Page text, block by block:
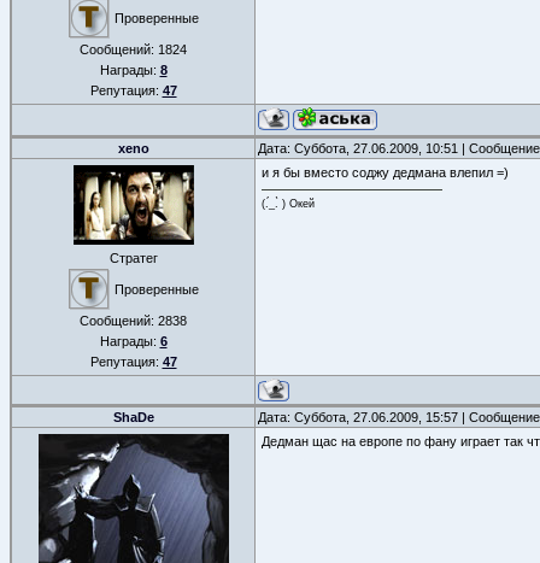
Проверенные
Сообщений: 1824
Награды: 8
Репутация: 47
xeno Дата: Суббота, 27.06.2009, 10:51 |
Стратег
Проверенные
Сообщений: 2838
Награды: 6
Репутация: 47
и я бы вместо соджу дедмана влепил =)
(.́_.̀ ) Окей
ShaDe Дата: Суббота, 27.06.2009, 15:57 |
Дедман щас на европе по фану играет так